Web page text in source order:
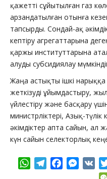
қажетті сұйытылған газ
арзандатылған отынға
тапсырды. Сондай-ақ
кептіру агрегаттарына
қаржы институттарына
алуды субсидиялау
Жаңа астықты ішкі нарыққа
жеткізуді ұйымдастыру,
үйлестіру және басқару
министрліктері, Азық-
әкімдіктер апта сайын, ал
күн сайын селекторлық
WhatsApp
TelegramFacebook VK